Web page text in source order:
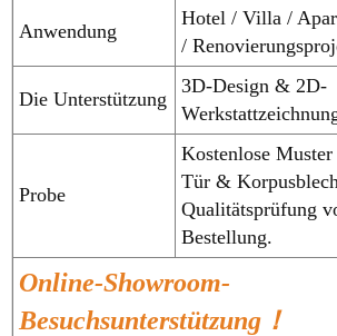
Anwendung
Hotel / Villa /
/
Die Unterstützung
3D-Design & 2D-
Probe
Kostenlose
Tür &
Qualitätsprüfung
Bestellung.
Online-Showroom-
Besuchsunterstützung！